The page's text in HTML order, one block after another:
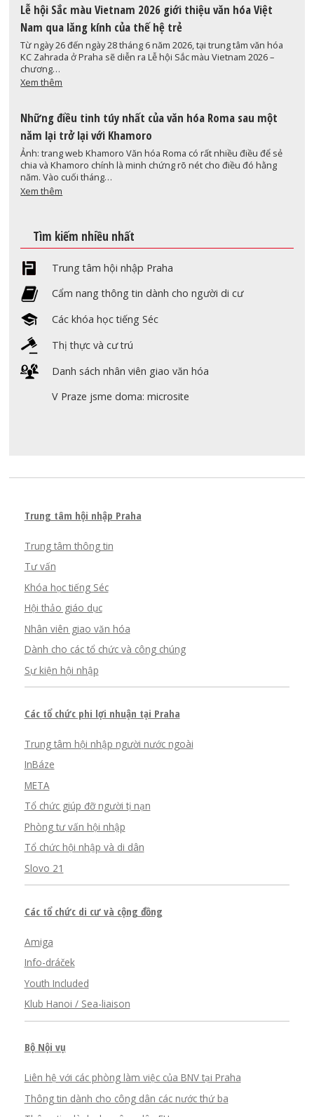
Lễ hội Sắc màu Vietnam 2026 giới thiệu văn hóa Việt
Nam qua lăng kính của thế hệ trẻ
Từ ngày 26 đến ngày 28 tháng 6 năm 2026, tại trung tâm văn hóa
KC Zahrada ở Praha sẽ diễn ra Lễ hội Sắc màu Vietnam 2026 –
chương…
Xem thêm
Những điều tinh túy nhất của văn hóa Roma sau một
năm lại trở lại với Khamoro
Ảnh: trang web Khamoro Văn hóa Roma có rất nhiều điều để sẻ
chia và Khamoro chính là minh chứng rõ nét cho điều đó hằng
năm. Vào cuối tháng…
Xem thêm
Tìm kiếm nhiều nhất
Trung tâm hội nhập Praha
Cẩm nang thông tin dành cho người di cư
Các khóa học tiếng Séc
Thị thực và cư trú
Danh sách nhân viên giao văn hóa
V Praze jsme doma: microsite
Trung tâm hội nhập Praha
Trung tâm thông tin
Tư vấn
Khóa học tiếng Séc
Hội thảo giáo dục
Nhân viên giao văn hóa
Dành cho các tổ chức và công chúng
Sự kiện hội nhập
Các tổ chức phi lợi nhuận tại Praha
Trung tâm hội nhập người nước ngoài
InBáze
META
Tổ chức giúp đỡ người tị nạn
Phòng tư vấn hội nhập
Tổ chức hội nhập và di dân
Slovo 21
Các tổ chức di cư và cộng đồng
Amiga
Info-dráček
Youth Included
Klub Hanoi / Sea-liaison
Bộ Nội vụ
Liên hệ với các phòng làm việc của BNV tại Praha
Thông tin dành cho công dân các nước thứ ba